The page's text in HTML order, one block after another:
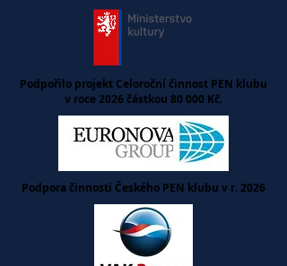
Podpořilo projekt Celoroční činnost PEN klubu
v roce 2026 částkou 80 000 Kč.
Podpora činnosti Českého PEN klubu v r. 2026